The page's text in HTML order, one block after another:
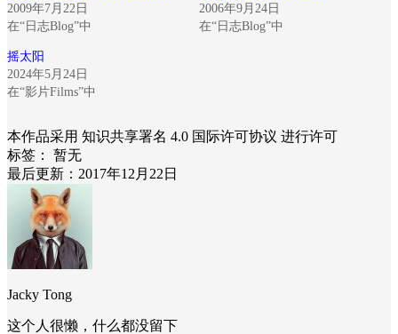
2009年7月22日
在“日志Blog”中
2006年9月24日
在“日志Blog”中
摇太阳
2024年5月24日
在“影片Films”中
本作品采用 知识共享署名 4.0 国际许可协议 进行许可
标签：
暂无
最后更新：2017年12月22日
Jacky Tong
这个人很懒，什么都没留下